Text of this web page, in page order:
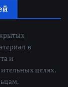
в
и
целях.